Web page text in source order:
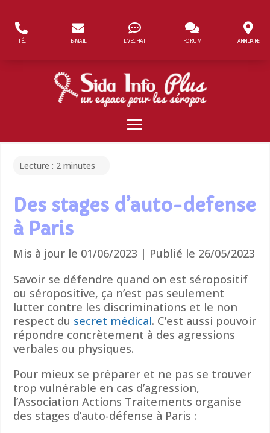
TÉL E-MAIL LIVECHAT FORUM ANNUAIRE
Lecture : 2 minutes
Des stages d’auto-defense
à Paris
Mis à jour le 01/06/2023 | Publié le 26/05/2023
Savoir se défendre quand on est séropositif
ou séropositive, ça n’est pas seulement
lutter contre les discriminations et le non
respect du secret médical. C’est aussi pouvoir
répondre concrètement à des agressions
verbales ou physiques.
Pour mieux se préparer et ne pas se trouver
trop vulnérable en cas d’agression,
l’Association Actions Traitements organise
des stages d’auto-défense à Paris :